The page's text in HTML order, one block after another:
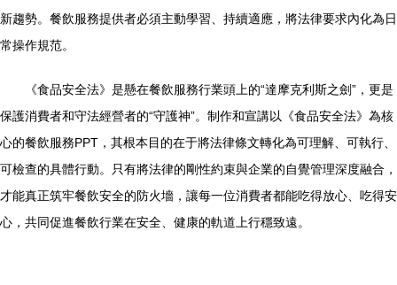
新趨勢。餐飲服務提供者必須主動學習、持續適應，將法律要求內化為日
常操作規范。
《食品安全法》是懸在餐飲服務行業頭上的“達摩克利斯之劍”，更是
保護消費者和守法經營者的“守護神”。制作和宣講以《食品安全法》為核
心的餐飲服務PPT，其根本目的在于將法律條文轉化為可理解、可執行、
可檢查的具體行動。只有將法律的剛性約束與企業的自覺管理深度融合，
才能真正筑牢餐飲安全的防火墻，讓每一位消費者都能吃得放心、吃得安
心，共同促進餐飲行業在安全、健康的軌道上行穩致遠。